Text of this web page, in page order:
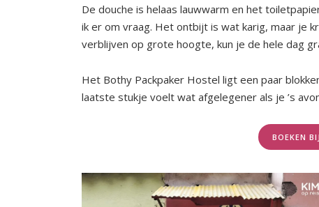
De douche is helaas lauwwarm en het
ik er om vraag. Het ontbijt is wat karig, maar je
verblijven op grote hoogte, kun je de hele dag
Het Bothy Packpaker Hostel ligt een paar
laatste stukje voelt wat afgelegener als je ’s
BOEKEN